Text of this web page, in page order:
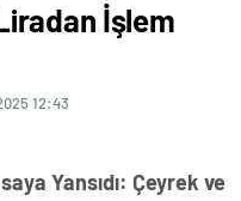
İşlem
12:43
Yansıdı: Çeyrek ve